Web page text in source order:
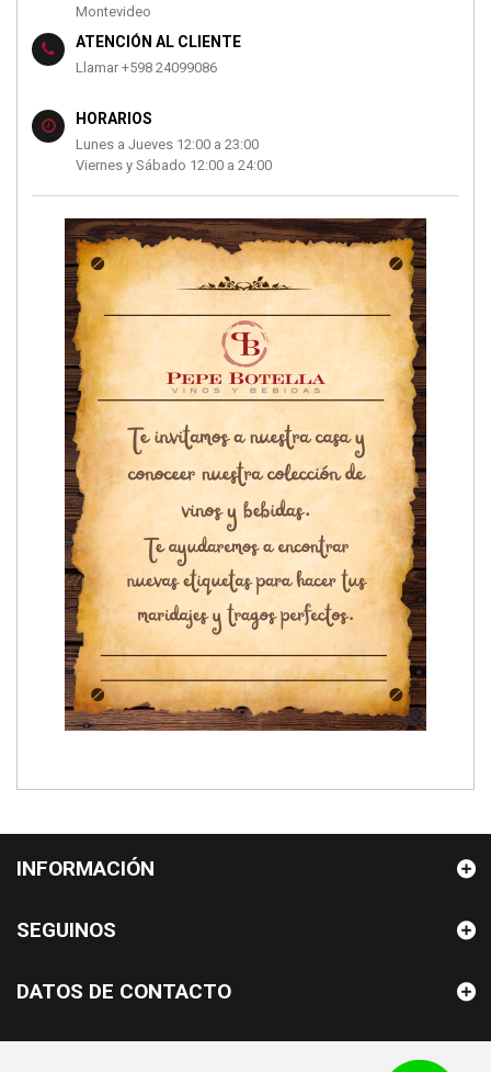
Montevideo
ATENCIÓN AL CLIENTE
Llamar +598 24099086
HORARIOS
Lunes a Jueves 12:00 a 23:00
Viernes y Sábado 12:00 a 24:00
INFORMACIÓN
SEGUINOS
DATOS DE CONTACTO